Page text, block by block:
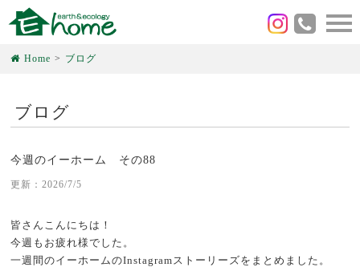
Home ブログ
ブログ
今週のイーホーム その88
更新：2026/7/5
皆さんこんにちは！
今週もお疲れ様でした。
一週間のイーホームのInstagramストーリーズをまとめました。